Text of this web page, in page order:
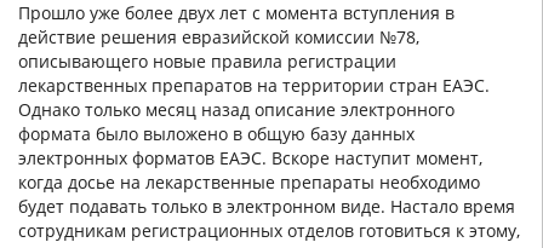
Прошло уже более двух лет с момента вступления в
действие решения евразийской комиссии №78,
описывающего новые правила регистрации
лекарственных препаратов на территории стран ЕАЭС.
Однако только месяц назад описание электронного
формата было выложено в общую базу данных
электронных форматов ЕАЭС. Вскоре наступит момент,
когда досье на лекарственные препараты необходимо
будет подавать только в электронном виде. Настало время
сотрудникам регистрационных отделов готовиться к этому,